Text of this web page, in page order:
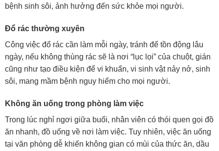
bệnh sinh sôi, ảnh hưởng đến sức khỏe mọi người.
Đổ rác thường xuyên
Công việc đổ rác cần làm mỗi ngày, tránh để tồn động lâu
ngày, nếu không thùng rác sẽ là nơi “lục lọi” của chuột, gián
cũng như tạo điều kiện để vi khuẩn, vi sinh vật nảy nở, sinh
sôi, mang mầm bệnh nguy hiểm cho mọi người.
Không ăn uống trong phòng làm việc
Trong lúc nghỉ ngơi giữa buổi, nhân viên có thói quen gọi đồ
ăn nhanh, đồ uống về nơi làm việc. Tuy nhiên, việc ăn uống
tại văn phòng dễ khiến không gian có mùi của thức ăn, dầu